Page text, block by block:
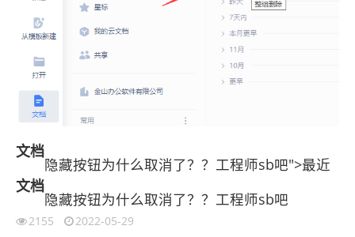
文档
隐藏按钮为什么取消了？？工程师sb吧">最近
文档
隐藏按钮为什么取消了？？工程师sb吧
2155 2022-05-29